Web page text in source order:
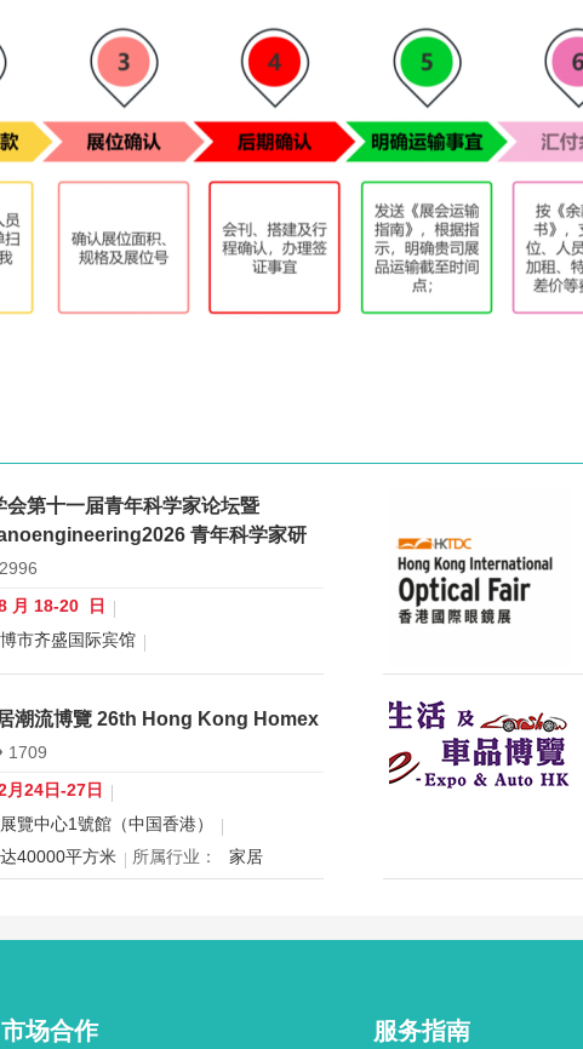
会第十一届青年科学家论坛暨
青年科学家研
2996
月 18-20 日
市齐盛国际宾馆
米 所属行业：
微米纳米技术学会
十一届青年科学家论坛暨
青年科学家研讨会
潮流博覽 26th Hong Kong Homex
1709
月24日-27日
覽中心1號館（中国香港）
40000平方米 所属行业：
家居
采购与灵感盛会，欢迎本地家庭与海内
市场合作 服务指南